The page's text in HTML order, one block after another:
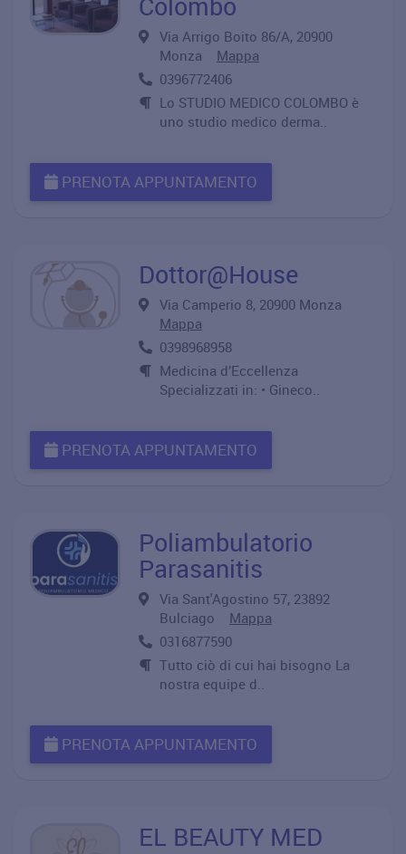
Via Arrigo Boito 86/A, 20900
Monza Mappa
0396772406
Lo STUDIO MEDICO COLOMBO è
uno studio medico derma..
PRENOTA APPUNTAMENTO
Dottor@House
Via Camperio 8, 20900 Monza
Mappa
0398968958
Medicina d’Eccellenza
Specializzati in: • Gineco..
PRENOTA APPUNTAMENTO
Poliambulatorio
Parasanitis
Via Sant'Agostino 57, 23892
Bulciago Mappa
0316877590
Tutto ciò di cui hai bisogno La
nostra equipe d..
PRENOTA APPUNTAMENTO
EL BEAUTY MED